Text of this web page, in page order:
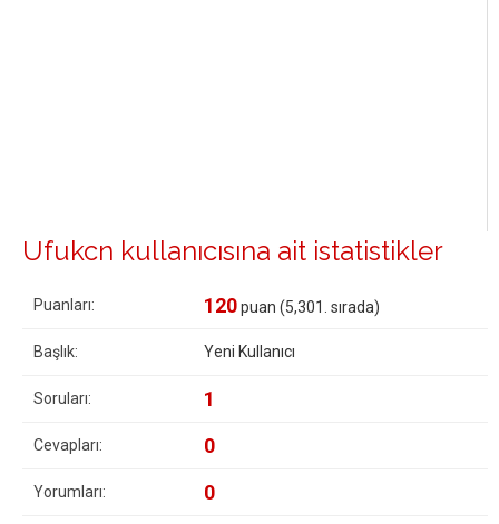
Ufukcn kullanıcısına ait istatistikler
Puanları: 120puan (5,301 . sırada)
Başlık: Yeni Kullanıcı
Soruları: 1
Cevapları: 0
Yorumları: 0